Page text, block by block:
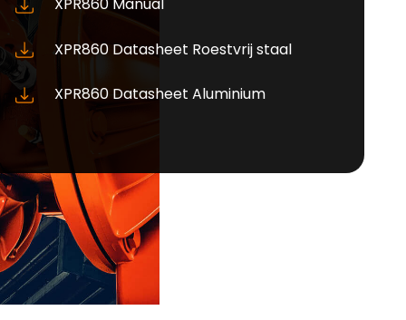
XPR860 Datasheet Roestvrij staal
XPR860 Datasheet Aluminium